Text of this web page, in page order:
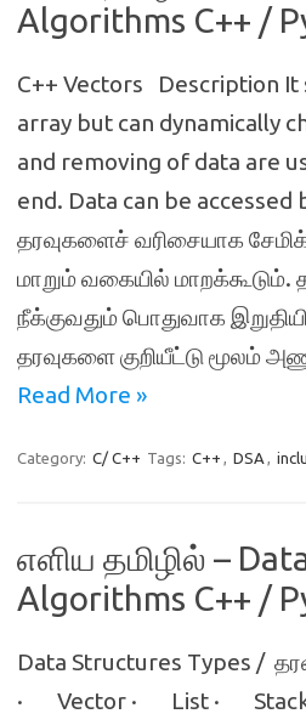
Algorithms C++ /
C++ Vectors Description It
array but can dynamically
and removing of data are
end. Data can be accessed
தரவுகளைச் வரிசையாக
மாறும் வகையில் மாறக்கூடும்.
நீக்குவதும் பொதுவாக
தரவுகளை குறியீட்டு மூலம்
Read More »
Category: C/ C++ Tags: C++ , DSA ,
எளிய தமிழில் –
Algorithms C++ /
Data Structures Types /
· Vector · List ·